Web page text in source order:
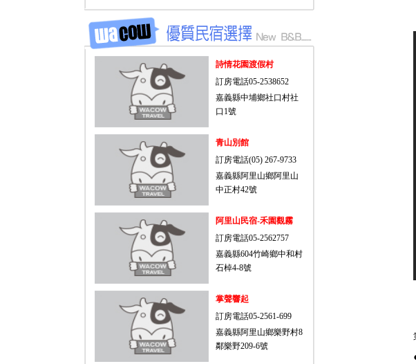
詩情花園渡假村
訂房電話05-2538652
嘉義縣中埔鄉社口村社
口1號
青山別館
訂房電話(05) 267-9733
嘉義縣阿里山鄉阿里山
中正村42號
阿里山民宿-禾園觀霧
訂房電話05-2562757
嘉義縣604竹崎鄉中和村
石棹4-8號
掌聲響起
訂房電話05-2561-699
嘉義縣阿里山鄉樂野村8
鄰樂野209-6號